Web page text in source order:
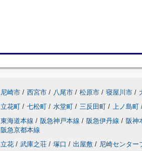
尼崎市 / 西宮市 / 八尾市 / 松原市 / 寝屋川市 /
立花町 / 七松町 / 水堂町 / 三反田町 / 上ノ島町
東海道本線 / 阪急神戸本線 / 阪急伊丹線 / 阪神
阪急京都本線
立花 / 武庫之荘 / 塚口 / 出屋敷 / 尼崎センター